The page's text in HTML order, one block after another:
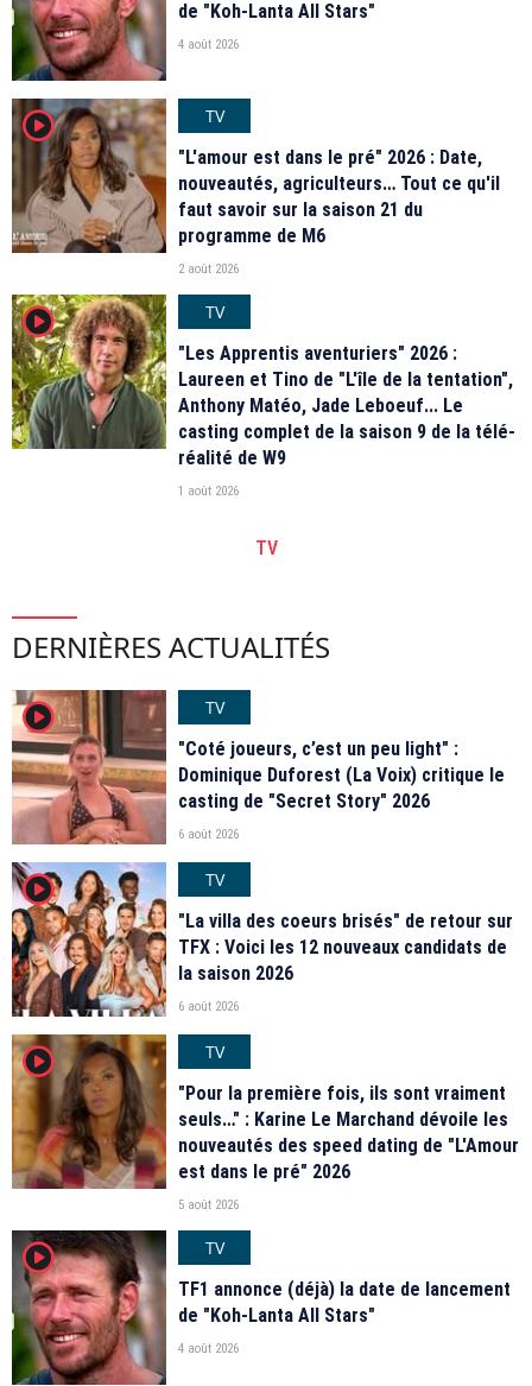
de "Koh-Lanta All Stars"
4 août 2026
player2
TV
"L'amour est dans le pré" 2026 : Date,
nouveautés, agriculteurs… Tout ce qu'il
faut savoir sur la saison 21 du
programme de M6
2 août 2026
player2
TV
"Les Apprentis aventuriers" 2026 :
Laureen et Tino de "L'île de la tentation",
Anthony Matéo, Jade Leboeuf... Le
casting complet de la saison 9 de la télé-
réalité de W9
1 août 2026
TV
DERNIÈRES ACTUALITÉS
player2
TV
"Coté joueurs, c’est un peu light" :
Dominique Duforest (La Voix) critique le
casting de "Secret Story" 2026
6 août 2026
player2
TV
"La villa des coeurs brisés" de retour sur
TFX : Voici les 12 nouveaux candidats de
la saison 2026
6 août 2026
player2
TV
"Pour la première fois, ils sont vraiment
seuls…" : Karine Le Marchand dévoile les
nouveautés des speed dating de "L'Amour
est dans le pré" 2026
5 août 2026
player2
TV
TF1 annonce (déjà) la date de lancement
de "Koh-Lanta All Stars"
4 août 2026